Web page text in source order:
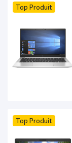
Top Produit
Top Produit